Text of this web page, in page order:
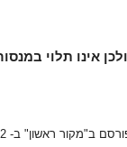
אינו תלוי
ב"מקור ראשון" ב- 1.4.2022